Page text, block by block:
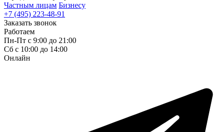
Частным лицам Бизнесу
+7 (495) 223-48-91
Заказать звонок
Работаем
Пн-Пт с 9:00 до 21:00
Сб с 10:00 до 14:00
Онлайн